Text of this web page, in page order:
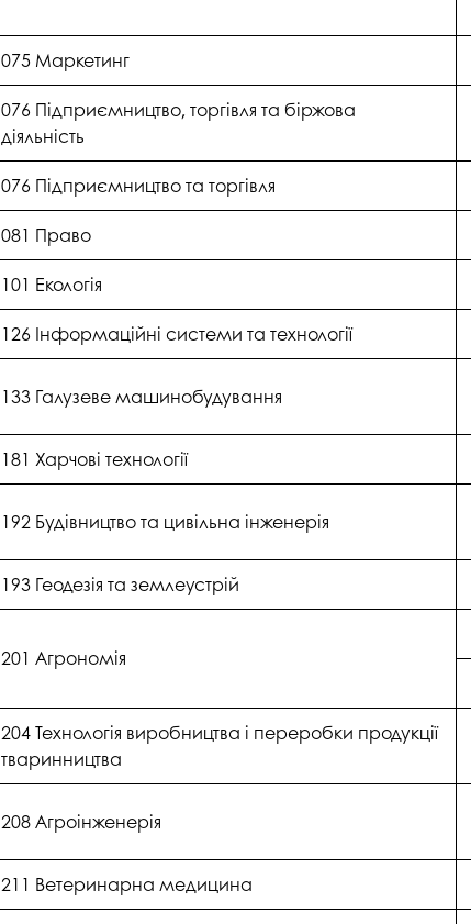
075 Маркетинг
076 Підприємництво, торгівля та біржова
діяльність
076 Підприємництво та торгівля
081 Право
101 Екологія
126 Інформаційні системи та технології
133 Галузеве машинобудування
181 Харчові технології
192 Будівництво та цивільна інженерія
193 Геодезія та землеустрій
201 Агрономія
204 Технологія виробництва і переробки продукції
тваринництва
208 Агроінженерія
211 Ветеринарна медицина